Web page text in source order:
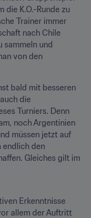
die K.O.-Runde zu
Trainer immer
nach Chile
sammeln und
von den
bald mit besseren
die
Turniers. Denn
noch Argentinien
müssen jetzt auf
endlich den
Gleiches gilt im
Erkenntnisse
allem der Auftritt